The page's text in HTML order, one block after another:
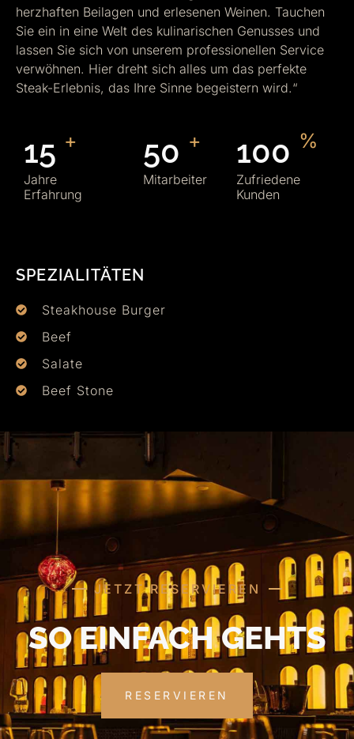
herzhaften Beilagen und erlesenen Weinen. Tauchen
Sie ein in eine Welt des kulinarischen Genusses und
lassen Sie sich von unserem professionellen Service
verwöhnen. Hier dreht sich alles um das perfekte
Steak-Erlebnis, das Ihre Sinne begeistern wird.“
15 +
Jahre
Erfahrung
50 +
Mitarbeiter
100 %
Zufriedene
Kunden
SPEZIALITÄTEN
Steakhouse Burger
Beef
Salate
Beef Stone
JETZT RESERVIEREN
SO EINFACH GEHTS
RESERVIEREN